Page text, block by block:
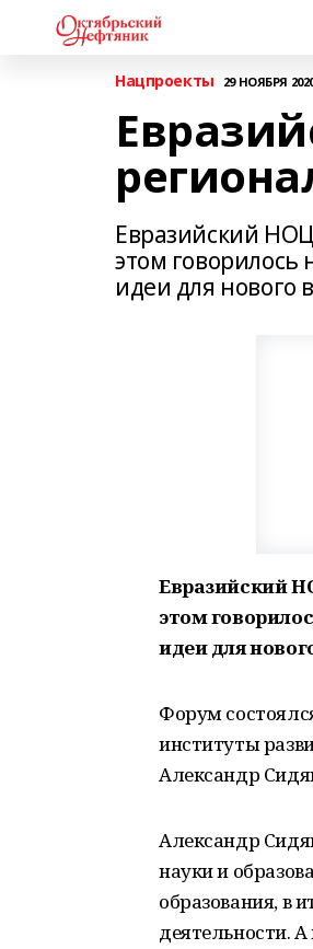
Нацпроекты 29 НОЯБРЯ
Евразийский
этом говорилось
идеи для нового
Евразийский
этом
идеи для
Форум
институты
Александр
Александр
науки и
образования, в
деятельности.